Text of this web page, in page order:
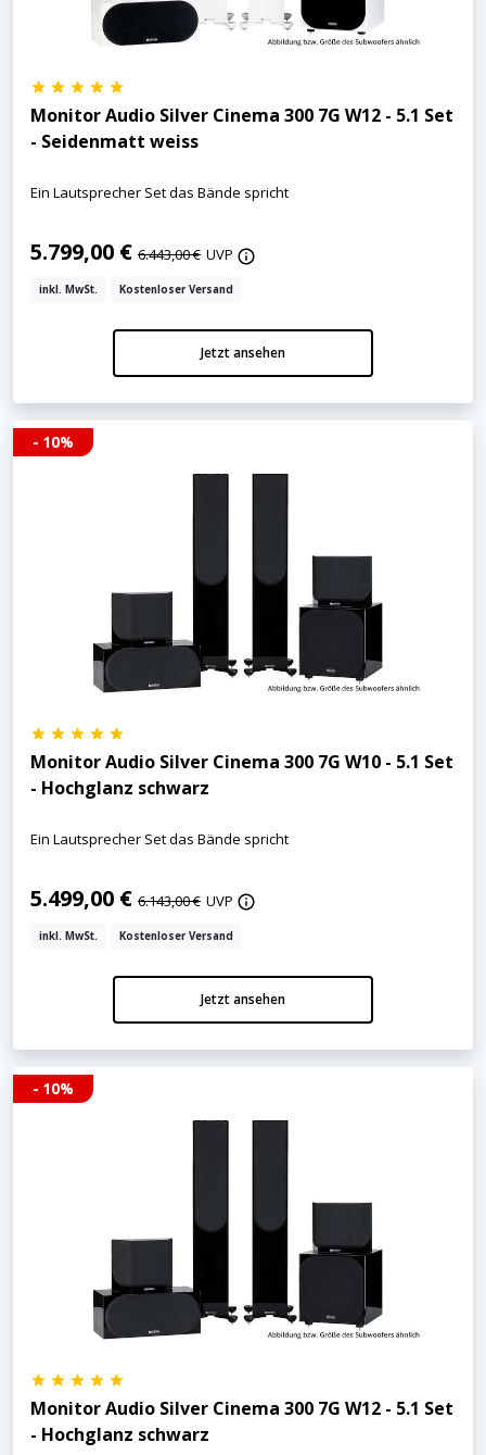
Monitor Audio Silver Cinema 300 7G W12 - 5.1 Set
- Seidenmatt weiss
Ein Lautsprecher Set das Bände spricht
5.799,00 € 6.443,00 € UVP
inkl. MwSt. Kostenloser Versand
Jetzt ansehen
- 10%
Monitor Audio Silver Cinema 300 7G W10 - 5.1 Set
- Hochglanz schwarz
Ein Lautsprecher Set das Bände spricht
5.499,00 € 6.143,00 € UVP
inkl. MwSt. Kostenloser Versand
Jetzt ansehen
- 10%
Monitor Audio Silver Cinema 300 7G W12 - 5.1 Set
- Hochglanz schwarz